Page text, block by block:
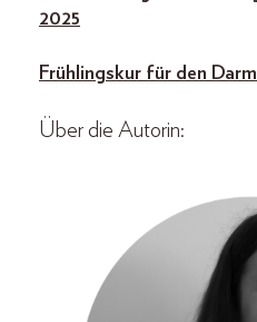
2025
Frühlingskur für den Darm
Über die Autorin: